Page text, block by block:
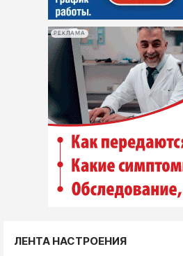
РЕКЛАМА
ЛЕНТА НАСТРОЕНИЯ